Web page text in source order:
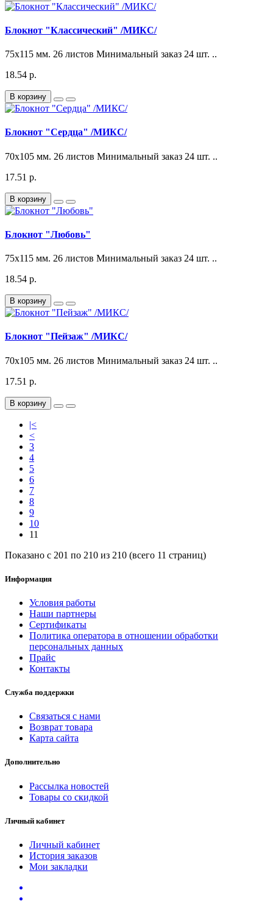
Блокнот "Классический" /МИКС/
75x115 мм. 26 листов Минимальный заказ 24 шт. ..
18.54 р.
В корзину
Блокнот "Сердца" /МИКС/
70x105 мм. 26 листов Минимальный заказ 24 шт. ..
17.51 р.
В корзину
Блокнот "Любовь"
75x115 мм. 26 листов Минимальный заказ 24 шт. ..
18.54 р.
В корзину
Блокнот "Пейзаж" /МИКС/
70x105 мм. 26 листов Минимальный заказ 24 шт. ..
17.51 р.
В корзину
|<
<
3
4
5
6
7
8
9
10
11
Показано с 201 по 210 из 210 (всего 11 страниц)
Информация
Условия работы
Наши партнеры
Сертификаты
Политика оператора в отношении обработки
персональных данных
Прайс
Контакты
Служба поддержки
Связаться с нами
Возврат товара
Карта сайта
Дополнительно
Рассылка новостей
Товары со скидкой
Личный кабинет
Личный кабинет
История заказов
Мои закладки